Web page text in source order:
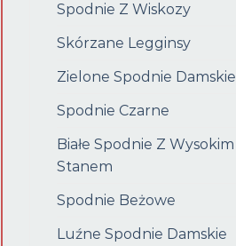
Spodnie Z Wiskozy
Skórzane Legginsy
Zielone Spodnie Damskie
Spodnie Czarne
Białe Spodnie Z Wysokim
Stanem
Spodnie Beżowe
Luźne Spodnie Damskie